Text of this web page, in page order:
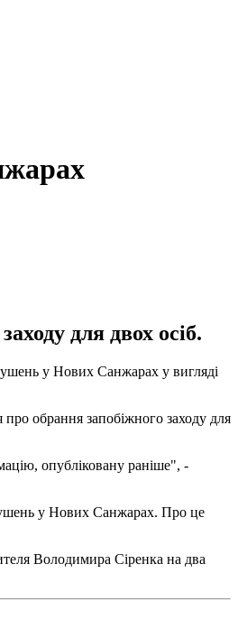
для двох осіб.
у Нових Санжарах у вигляді
обрання запобіжного заходу для
опубліковану раніше", -
у Нових Санжарах. Про це
Володимира Сіренка на два